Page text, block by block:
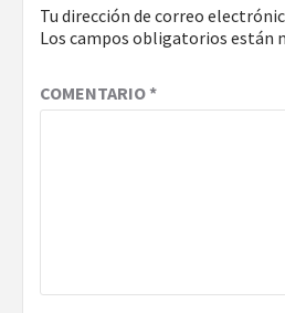
Tu dirección de correo
Los campos obligatorios están
COMENTARIO*